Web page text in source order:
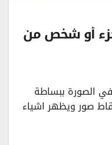
أو شخص من
في الصورة ببساطة
صور ويظهر اشياء